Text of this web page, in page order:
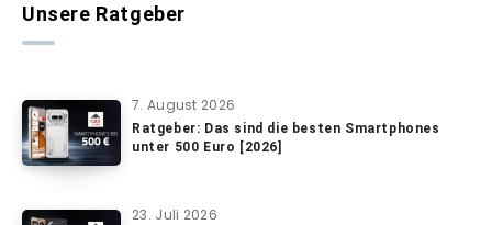
Unsere Ratgeber
7. August 2026
Ratgeber: Das sind die besten Smartphones
unter 500 Euro [2026]
23. Juli 2026